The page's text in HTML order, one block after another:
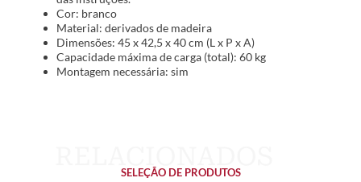
Cor: branco
Material: derivados de madeira
Dimensões: 45 x 42,5 x 40 cm (L x P x A)
Capacidade máxima de carga (total): 60 kg
Montagem necessária: sim
SELEÇÃO DE PRODUTOS